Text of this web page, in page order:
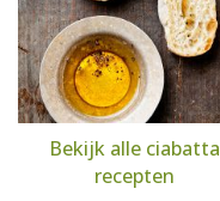
Bekijk alle ciabatta
recepten